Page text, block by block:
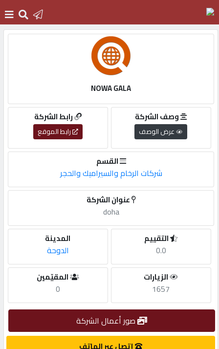
التسجيل
English
أضف
طلب
NOWA GALA
رابط الشركة
رابط الموقع
وصف الشركة
عرض الوصف
القسم
شركات الرخام والسيراميك والحجر
عنوان الشركة
doha
المدينة
الدوحة
التقييم
0.0
المقيّمين
0
الزيارات
1657
صور أعمال الشركة
إتصل عبر الهاتف